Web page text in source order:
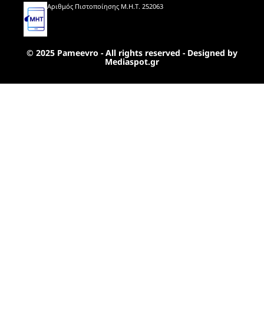
Αριθμός Πιστοποίησης Μ.Η.Τ. 252063
© 2025 Pameevro - All rights reserved - Designed by
Mediaspot.gr